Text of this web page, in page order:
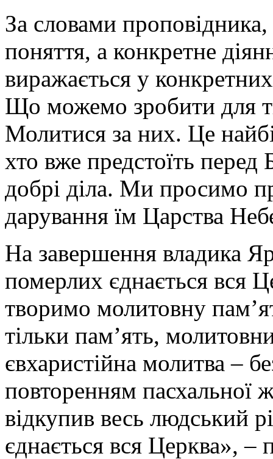
За словами
поняття, а конкретне
виражається у
Що можемо зробити для
Молитися за них. Це
хто вже предстоїть
добрі діла. Ми просимо
дарування їм Царства
На завершення владика
померлих єднається вся
творимо молитовну
тільки пам’ять,
євхаристійна молитва –
повторенням пасхальної
відкупив весь людський
єднається вся Церква», –